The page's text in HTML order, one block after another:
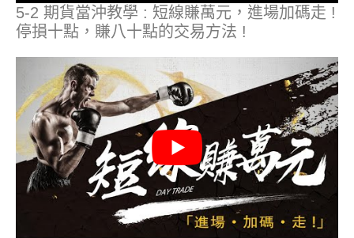
5-2 期貨當沖教學 : 短線賺萬元，進場加碼走 !
停損十點，賺八十點的交易方法 !